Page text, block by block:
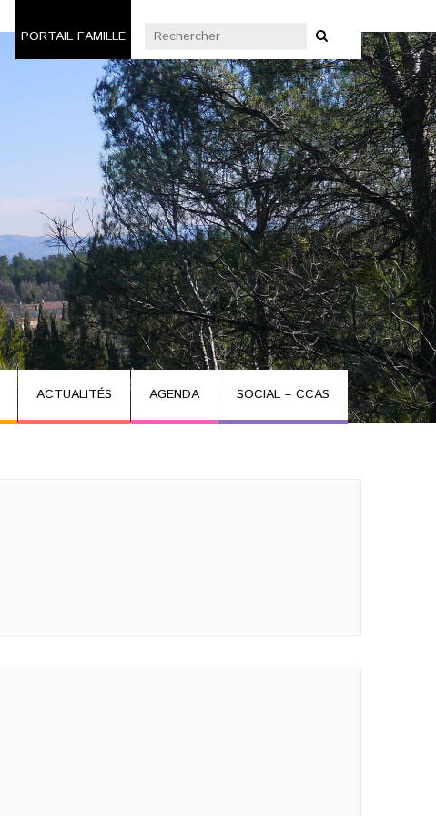
PORTAIL FAMILLE
ACTUALITÉS AGENDA SOCIAL – CCAS